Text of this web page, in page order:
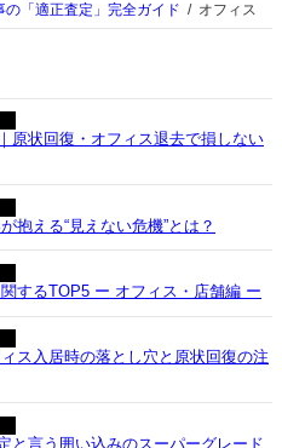
の「適正査定」完全ガイド オフィス
原状回復・オフィス退去で損しない
抱える“見えない危機”とは？
するTOP5 ー オフィス・店舗編 ー
ス入居時の落とし穴と原状回復の注
と言う囲い込みのスーパーグレード